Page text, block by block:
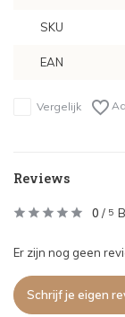
SKU
EAN
Vergelijk
Reviews
0 / 5
Er zijn nog geen
Schrijf je eigen